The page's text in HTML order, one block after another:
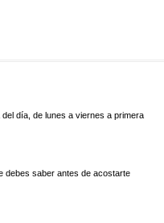
día, de lunes a viernes a primera
debes saber antes de acostarte